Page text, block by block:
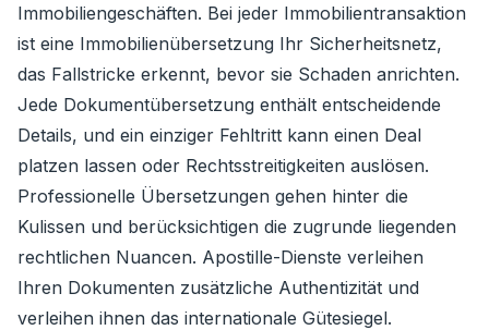
Immobiliengeschäften. Bei jeder Immobilientransaktion
ist eine Immobilienübersetzung Ihr Sicherheitsnetz,
das Fallstricke erkennt, bevor sie Schaden anrichten.
Jede Dokumentübersetzung enthält entscheidende
Details, und ein einziger Fehltritt kann einen Deal
platzen lassen oder Rechtsstreitigkeiten auslösen.
Professionelle Übersetzungen gehen hinter die
Kulissen und berücksichtigen die zugrunde liegenden
rechtlichen Nuancen. Apostille-Dienste verleihen
Ihren Dokumenten zusätzliche Authentizität und
verleihen ihnen das internationale Gütesiegel.